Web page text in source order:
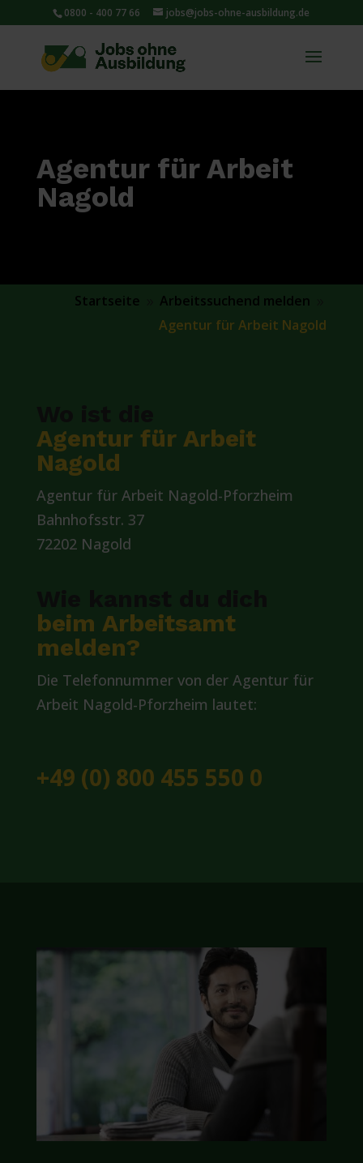
0800 - 400 77 66 jobs@jobs-ohne-ausbildung.de
Agentur für Arbeit
Nagold
Startseite Arbeitssuchend melden
Agentur für Arbeit Nagold
Agentur für Arbeit
Nagold
Agentur für Arbeit Nagold-Pforzheim
Bahnhofsstr. 37
72202 Nagold
beim Arbeitsamt
melden?
Die Telefonnummer von der Agentur für
Arbeit Nagold-Pforzheim lautet:
+49 (0) 800 455 550 0